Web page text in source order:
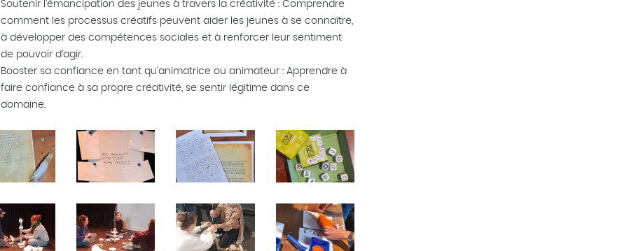
Soutenir l’émancipation des jeunes à travers la créativité : Comprendre
comment les processus créatifs peuvent aider les jeunes à se connaître,
à développer des compétences sociales et à renforcer leur sentiment
de pouvoir d’agir.
Booster sa confiance en tant qu’animatrice ou animateur : Apprendre à
faire confiance à sa propre créativité, se sentir légitime dans ce
domaine.